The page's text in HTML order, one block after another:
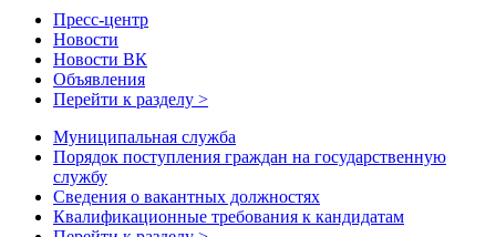
Пресс-центр
Новости
Новости ВК
Объявления
Перейти к разделу >
Муниципальная служба
Порядок поступления граждан на государственную
службу
Сведения о вакантных должностях
Квалификационные требования к кандидатам